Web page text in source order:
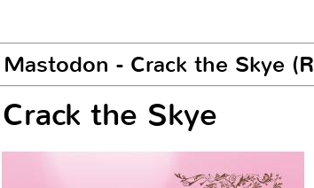
- Crack the Skye
the Skye